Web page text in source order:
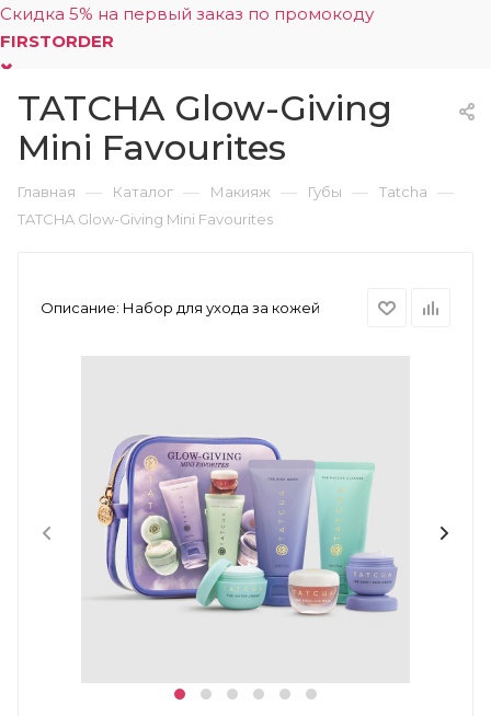
Скидка 5% на первый заказ по промокоду
FIRSTORDER
0
TATCHA Glow-Giving
Mini Favourites
Главная — Каталог — Макияж — Губы — Tatcha —
TATCHA Glow-Giving Mini Favourites
Описание: Набор для ухода за кожей